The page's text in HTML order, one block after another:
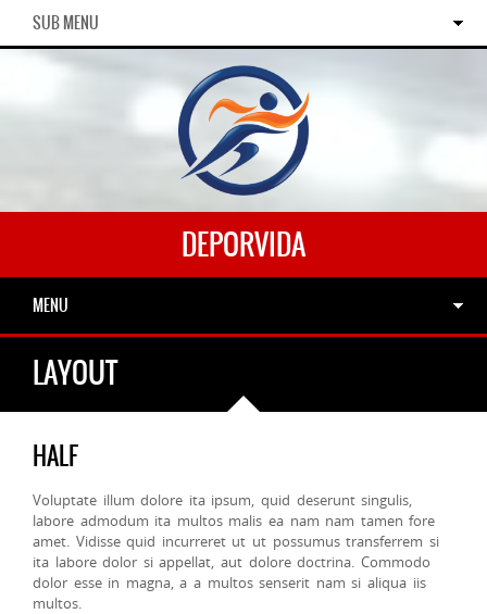
SUB MENU
DEPORVIDA
MENU
LAYOUT
HALF
Voluptate illum dolore ita ipsum, quid deserunt singulis,
labore admodum ita multos malis ea nam nam tamen fore
amet. Vidisse quid incurreret ut ut possumus transferrem si
ita labore dolor si appellat, aut dolore doctrina. Commodo
dolor esse in magna, a a multos senserit nam si aliqua iis
multos.